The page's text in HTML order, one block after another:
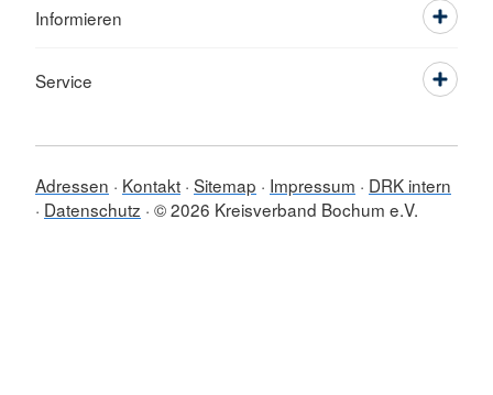
Informieren
Service
Adressen Kontakt Sitemap Impressum
DRK intern
Datenschutz © 2026 Kreisverband Bochum e.V.